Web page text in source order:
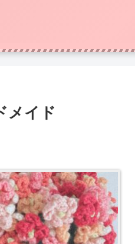
メイド